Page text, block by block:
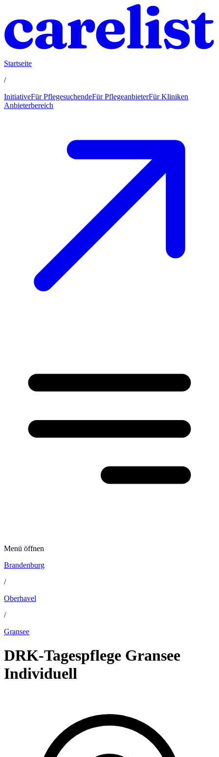
Startseite
/
InitiativeFür PflegesuchendeFür PflegeanbieterFür Kliniken
Anbieterbereich
Menü öffnen
Brandenburg
/
Oberhavel
/
Gransee
DRK-Tagespflege Gransee
Individuell